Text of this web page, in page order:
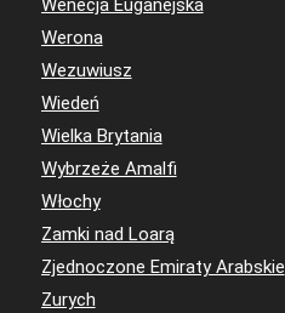
Wenecja Euganejska
Werona
Wezuwiusz
Wiedeń
Wielka Brytania
Wybrzeże Amalfi
Włochy
Zamki nad Loarą
Zjednoczone Emiraty Arabskie
Zurych